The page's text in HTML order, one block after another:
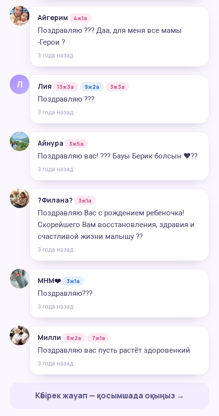
Айгерим 4ж1а
Поздравляю ??? Даа, для меня все мамы
-Герои ?
3 года назад
Л Лия 13ж3а 9ж2а 3ж3а
Поздравляю ???
3 года назад
Айнура 3ж5а
Поздравляю вас! ??? Бауы Берик болсын ❤️??
3 года назад
?Филана? 3ж1а
Поздравляю Вас с рождением ребеночка!
Скорейшего Вам восстановления, здравия и
счастливой жизни малышу ??
3 года назад
МНМ❤️ 3ж1а
Поздравляю???
3 года назад
Милли 8ж2а 7ж1а
Поздравляю вас пусть растёт здоровенкий
3 года назад
Көбірек жауап — қосымшада оқыңыз →